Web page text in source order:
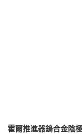
霍爾推進器鎢合金陰